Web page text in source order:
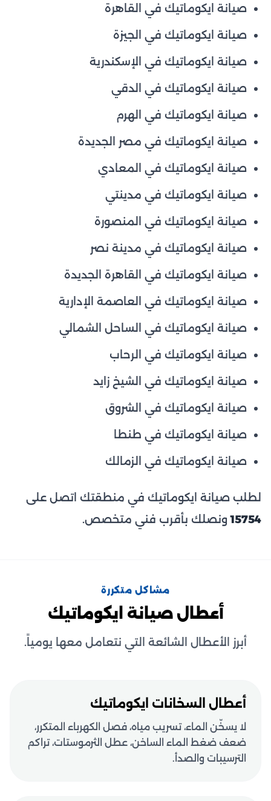
صيانة ايكوماتيك في القاهرة
صيانة ايكوماتيك في الجيزة
صيانة ايكوماتيك في الإسكندرية
صيانة ايكوماتيك في الدقي
صيانة ايكوماتيك في الهرم
صيانة ايكوماتيك في مصر الجديدة
صيانة ايكوماتيك في المعادي
صيانة ايكوماتيك في مدينتي
صيانة ايكوماتيك في المنصورة
صيانة ايكوماتيك في مدينة نصر
صيانة ايكوماتيك في القاهرة الجديدة
صيانة ايكوماتيك في العاصمة الإدارية
صيانة ايكوماتيك في الساحل الشمالي
صيانة ايكوماتيك في الرحاب
صيانة ايكوماتيك في الشيخ زايد
صيانة ايكوماتيك في الشروق
صيانة ايكوماتيك في طنطا
صيانة ايكوماتيك في الزمالك
لطلب صيانة ايكوماتيك في منطقتك اتصل على
15754ونصلك بأقرب فني متخصص.
مشاكل متكررة
أعطال صيانة ايكوماتيك
أبرز الأعطال الشائعة التي نتعامل معها يومياً.
أعطال السخانات ايكوماتيك
لا يسخّن الماء، تسريب مياه، فصل الكهرباء المتكرر،
ضعف ضغط الماء الساخن، عطل الثرموستات، تراكم
الترسيبات والصدأ.